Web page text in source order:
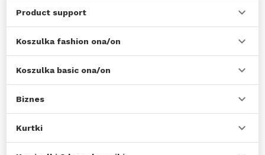
Product support
Koszulka fashion ona/on
Koszulka basic ona/on
Biznes
Kurtki